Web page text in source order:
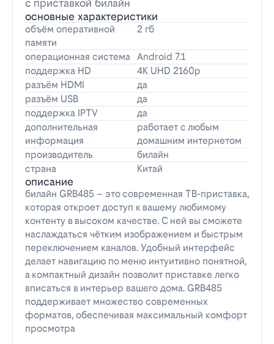
с приставкой билайн
основные характеристики
объём оперативной
памяти
2 гб
операционная система Android 7.1
поддержка HD
4K UHD 2160p
разъём HDMI
да
разъём USB
да
поддержка IPTV
да
дополнительная
информация
работает с любым
домашним интернетом
производитель
билайн
страна
Китай
описание
билайн GRB485 – это современная ТВ-приставка,
которая откроет доступ к вашему любимому
контенту в высоком качестве. С ней вы сможете
наслаждаться чётким изображением и быстрым
переключением каналов. Удобный интерфейс
делает навигацию по меню интуитивно понятной,
а компактный дизайн позволит приставке легко
вписаться в интерьер вашего дома. GRB485
поддерживает множество современных
форматов, обеспечивая максимальный комфорт
просмотра